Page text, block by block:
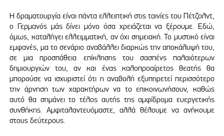
Η δραματουργία είναι πάντα ελλειπτική στις ταινίες του Πέτζολντ,
ο Γερμανός μάς δίνει μόνο όσα χρειάζεται να ξέρουμε. Εδώ,
όμως, καταλήγει ελλειμματική, αν όχι σημειακή. Το μυστικό είναι
εμφανές, μα το σενάριο αναβάλλει διαρκώς την αποκάλυψή του,
σε μια προσπάθεια επίκλησης του σασπένς παλαιότερων
δημιουργιών του, αν και ένας καλοπροαίρετος θεατής θα
μπορούσε να ισχυριστεί ότι η αναβολή εξυπηρετεί περισσότερο
την άρνηση των χαρακτήρων να το επικοινωνήσουν, καθώς
αυτό θα σημάνει το τέλος αυτής της αμφίδρομα ευεργετικής
συνθήκης. Αμφιταλαντευόμαστε, αλλά θέλουμε να ανήκουμε
στους δεύτερους.